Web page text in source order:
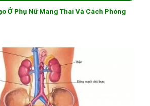
Ở Phụ Nữ Mang Thai Và Cách Phòng